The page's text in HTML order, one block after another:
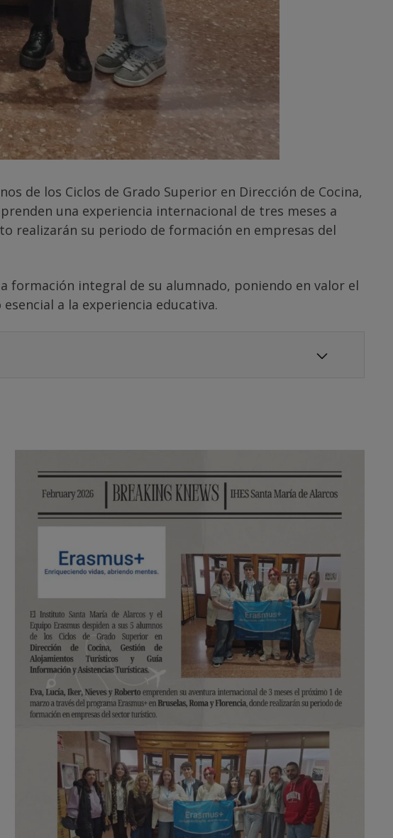
de los Ciclos de Grado Superior en Dirección de Cocina,
una experiencia internacional de tres meses a
realizarán su periodo de formación en empresas del
formación integral de su alumnado, poniendo en valor el
a la experiencia educativa.